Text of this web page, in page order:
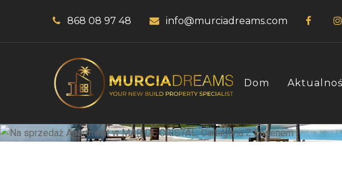
868 08 97 48 info@murciadreams.com
Dom